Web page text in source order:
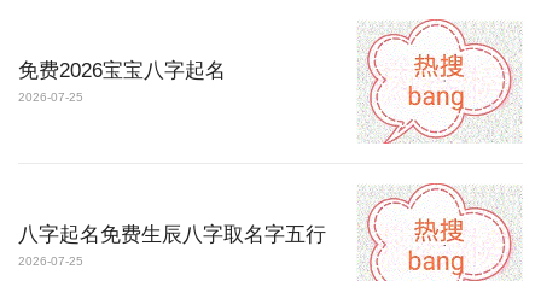
免费2026宝宝八字起名
2026-07-25
八字起名免费生辰八字取名字五行
2026-07-25